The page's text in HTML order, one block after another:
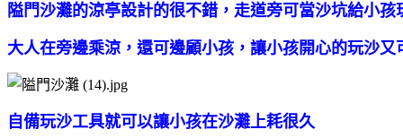
隘門沙灘的涼亭設計的很不錯，走道旁可當沙坑給小孩
大人在旁邊乘涼， 還可邊顧小孩，讓小孩開心的玩沙又
自備玩沙工具就可以讓小孩在沙灘上耗很久